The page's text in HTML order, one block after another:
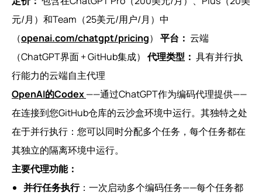
元/月）和Team（25美元/用户/月）中
（openai.com/chatgpt/pricing） 平台： 云端
（ChatGPT界面 + GitHub集成）代理类型： 具有并行执
行能力的云端自主代理
OpenAI的Codex——通过ChatGPT作为编码代理提供——
在连接到您GitHub仓库的云沙盒环境中运行。其独特之处
在于并行执行：您可以同时分配多个任务，每个任务都在
其独立的隔离环境中运行。
主要代理功能：
并行任务执行：一次启动多个编码任务——每个任务都